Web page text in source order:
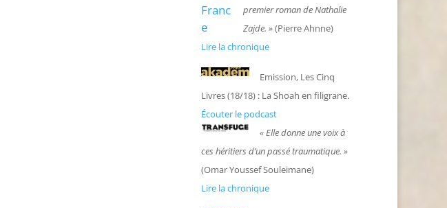
premier roman de Nathalie
Zajde. »(Pierre Ahnne)
Lire la chronique
Emission, Les Cinq
Livres (18/18) : La Shoah en filigrane.
Écouter le podcast
«Elle donne une voix à
ces héritiers d’un passé traumatique. »
(Omar Youssef Souleimane)
Lire la chronique